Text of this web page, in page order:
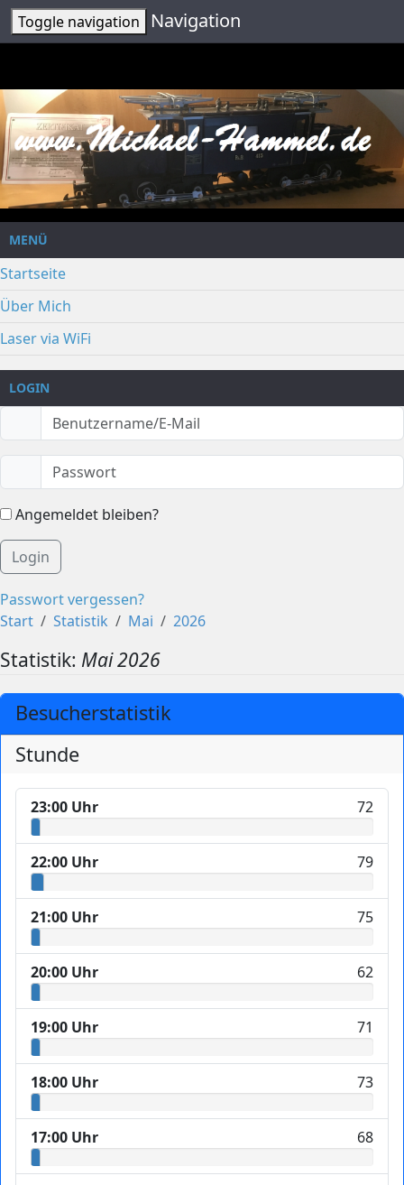
Toggle navigation Navigation
MENÜ
Startseite
Über Mich
Laser via WiFi
LOGIN
Angemeldet bleiben?
Login
Passwort vergessen?
Start
Statistik Mai 2026
Statistik: Mai 2026
Besucherstatistik
Stunde
23:00 Uhr 72
22:00 Uhr 79
21:00 Uhr 75
20:00 Uhr 62
19:00 Uhr 71
18:00 Uhr 73
17:00 Uhr 68